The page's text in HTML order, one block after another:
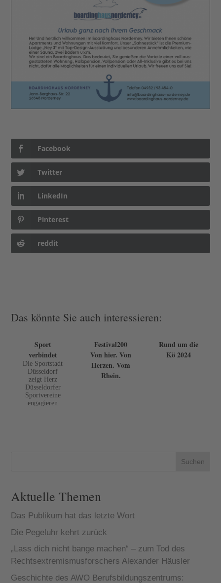
Facebook
Twitter
LinkedIn
Pinterest
reddit
Das könnte Sie auch interessieren:
Sport
verbindet
Die Sportstadt
Düsseldorf
zeigt Herz
Düsseldorfer
Sportvereine
engagieren
Festival200
Von hier. Von
Herzen. Vom
Rhein.
Rund um die
Kö 2024
Suchen
Aktuelle Themen
Das Publikum hat das letzte Wort
Die Pegeluhr kehrt zurück
„Lass dich nicht bange machen“ – zum Tod des
Rechtsextremismusforschers Alexander Häusler
Geschichte des AWO Berufsbildungszentrums: